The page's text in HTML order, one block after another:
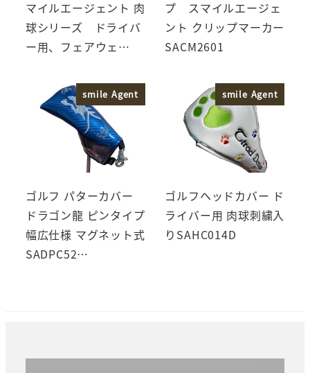
マイルエージェント 肉
球シリーズ ドライバ
ー用、フェアウェ…
プ スマイルエージェ
ント クリップマーカー
SACM2601
smile Agent
ゴルフ パターカバー
ドラゴン龍 ピンタイプ
幅広仕様 マグネット式
SADPC52…
smile Agent
ゴルフヘッドカバー ド
ライバー用 肉球刺繍入
りSAHC014D